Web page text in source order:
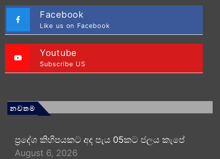
Facebook
Like us on Facebook
Youtube
Subscribe US
නවතම
ප්‍රදේශ කිහිපයකට අද පැය 05කට ජලය කැපේ
August 6, 2026